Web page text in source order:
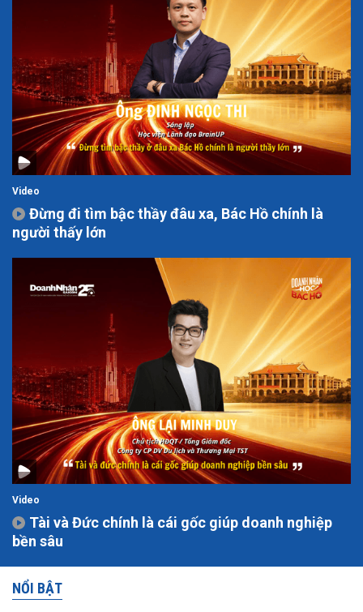
Video
Đừng đi tìm bậc thầy đâu xa, Bác Hồ chính là
người thấy lớn
Video
Tài và Đức chính là cái gốc giúp doanh nghiệp
bền sâu
NỔI BẬT